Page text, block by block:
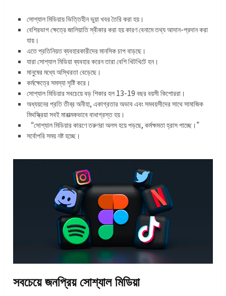
সোশ্যাল মিডিয়ায় ভিত্তিহীন ভুয়া খবর তৈরি করা হয়।
বেশিরভাগ ক্ষেত্রে জালিয়াতি স্বীকার করা হয় কারণ বেনামে তথ্য আদান-প্রদান করা
যায়।
এতে প্রতিনিয়ত ব্যবহারকারীদের মানসিক চাপ বাড়ছে।
যারা সোশ্যাল মিডিয়া ব্যবহার করেন তারা বেশি খিটখিটে হন।
মানুষের মধ্যে অস্থিরতা বেড়েছে।
কর্মক্ষেত্রে সমস্যা সৃষ্টি করে।
সোশ্যাল মিডিয়ার সবচেয়ে বড় শিকার হল 13-19 বছর বয়সী কিশোররা।
অধ্যয়নের প্রতি তীব্র অনীহা, একাগ্রতার অভাব এবং সমবয়সীদের সাথে সামাজিক
মিথস্ক্রিয়া সবই মারাত্মকভাবে বাধাগ্রস্ত হয়।
“সোশ্যাল মিডিয়ার কারণে তরুণরা অলস হয়ে পড়ছে, কর্মক্ষমতা হ্রাস পাচ্ছে।”
সর্বোপরি সময় নষ্ট হচ্ছে।
সবচেয়ে জনপ্রিয় সোশ্যাল মিডিয়া